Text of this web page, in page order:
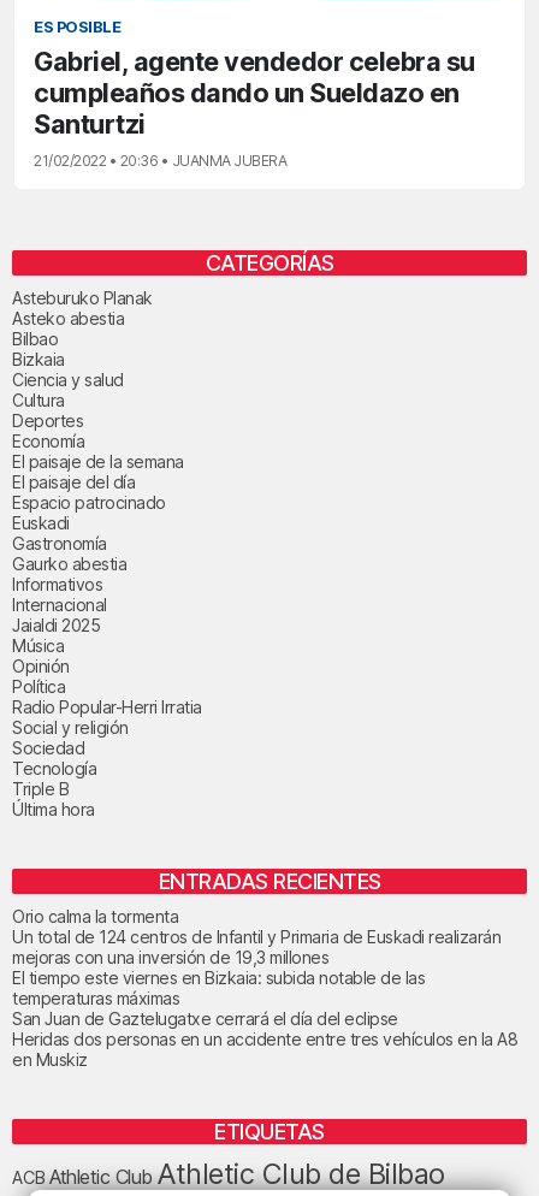
ES POSIBLE
Gabriel, agente vendedor celebra su
cumpleaños dando un Sueldazo en
Santurtzi
21/02/2022 • 20:36 • JUANMA JUBERA
CATEGORÍAS
Asteburuko Planak
Asteko abestia
Bilbao
Bizkaia
Ciencia y salud
Cultura
Deportes
Economía
El paisaje de la semana
El paisaje del día
Espacio patrocinado
Euskadi
Gastronomía
Gaurko abestia
Informativos
Internacional
Jaialdi 2025
Música
Opinión
Política
Radio Popular-Herri Irratia
Social y religión
Sociedad
Tecnología
Triple B
Última hora
ENTRADAS RECIENTES
Orio calma la tormenta
Un total de 124 centros de Infantil y Primaria de Euskadi realizarán
mejoras con una inversión de 19,3 millones
El tiempo este viernes en Bizkaia: subida notable de las
temperaturas máximas
San Juan de Gaztelugatxe cerrará el día del eclipse
Heridas dos personas en un accidente entre tres vehículos en la A8
en Muskiz
ETIQUETAS
ACBAthletic ClubAthletic Club de Bilbao